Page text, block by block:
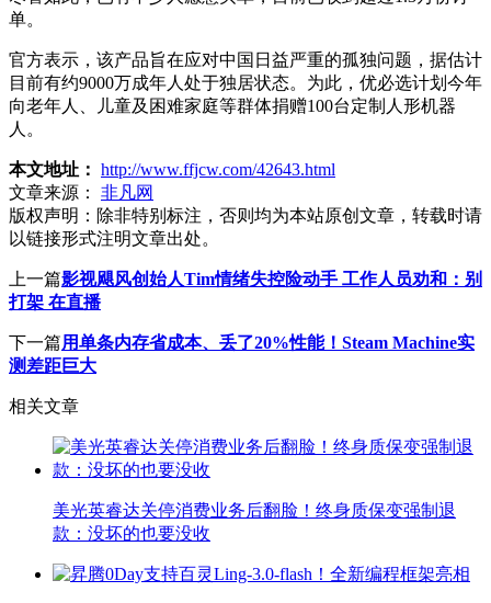
单。
官方表示，该产品旨在应对中国日益严重的孤独问题，据估计
目前有约9000万成年人处于独居状态。为此，优必选计划今年
向老年人、儿童及困难家庭等群体捐赠100台定制人形机器
人。
本文地址： http://www.ffjcw.com/42643.html
文章来源：
非凡网
版权声明： 除非特别标注，否则均为本站原创文章，转载时请
以链接形式注明文章出处。
上一篇影视飓风创始人Tim情绪失控险动手 工作人员劝和：别
打架 在直播
下一篇用单条内存省成本、丢了20%性能！Steam Machine实
测差距巨大
相关文章
美光英睿达关停消费业务后翻脸！终身质保变强制退
款：没坏的也要没收